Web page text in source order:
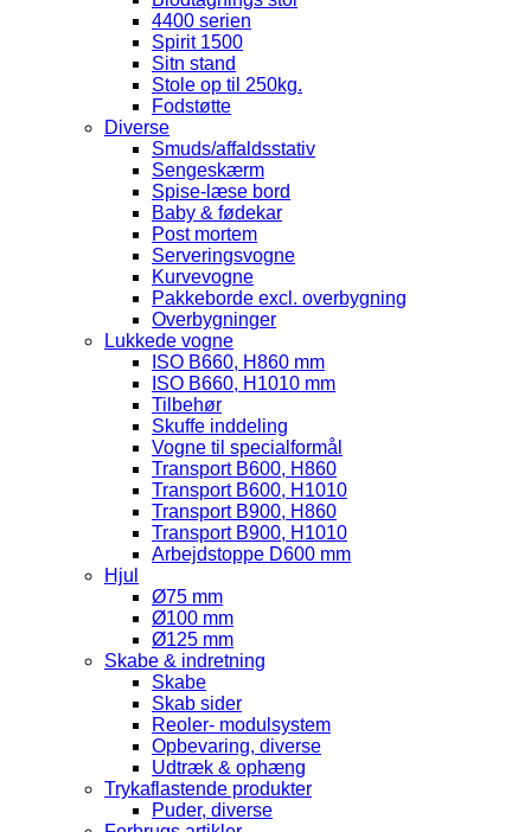
4400 serien
Spirit 1500
Sitn stand
Stole op til 250kg.
Fodstøtte
Diverse
Smuds/affaldsstativ
Sengeskærm
Spise-læse bord
Baby & fødekar
Post mortem
Serveringsvogne
Kurvevogne
Pakkeborde excl. overbygning
Overbygninger
Lukkede vogne
ISO B660, H860 mm
ISO B660, H1010 mm
Tilbehør
Skuffe inddeling
Vogne til specialformål
Transport B600, H860
Transport B600, H1010
Transport B900, H860
Transport B900, H1010
Arbejdstoppe D600 mm
Hjul
Ø75 mm
Ø100 mm
Ø125 mm
Skabe & indretning
Skabe
Skab sider
Reoler- modulsystem
Opbevaring, diverse
Udtræk & ophæng
Trykaflastende produkter
Puder, diverse